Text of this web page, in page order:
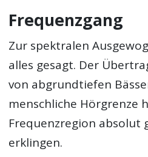
Frequenzgang
Zur spektralen
alles gesagt. Der
von abgrundtiefen
menschliche Hörgrenze
Frequenzregion absolut
erklingen.